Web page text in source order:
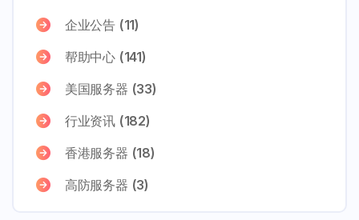
企业公告 (11)
帮助中心 (141)
美国服务器 (33)
行业资讯 (182)
香港服务器 (18)
高防服务器 (3)